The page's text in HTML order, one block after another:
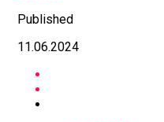
Published
11.06.2024